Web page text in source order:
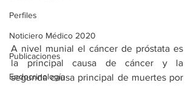
Perfiles
Noticiero Médico 2020
Publicaciones
Endocrinología
A nivel munial el cáncer de próstata es
la principal causa de cáncer y la
segunda causa principal de muertes por